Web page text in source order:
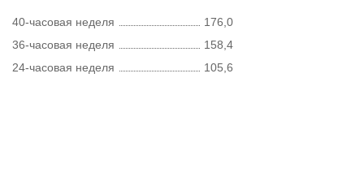
40-часовая неделя
176,0
36-часовая неделя
158,4
24-часовая неделя
105,6